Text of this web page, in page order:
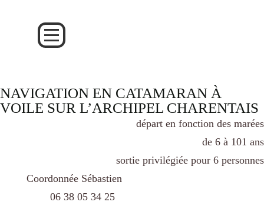
NAVIGATION EN CATAMARAN À
VOILE SUR L’ARCHIPEL CHARENTAIS
départ en fonction des marées
de 6 à 101 ans
sortie privilégiée pour 6 personnes
Coordonnée Sébastien
06 38 05 34 25